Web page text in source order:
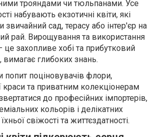
трояндами чи тюльпанами. Усе
набувають екзотичні квіти, які
звичайний сад, терасу або інтер'єр на
рай. Вирощування та використання
це захопливе хобі та прибутковий
вимагає глибоких знань.
поціновувачів флори,
краси та приватним колекціонерам
до професійних імпортерів,
кольорів і делікатних
свіжості та життєздатності.